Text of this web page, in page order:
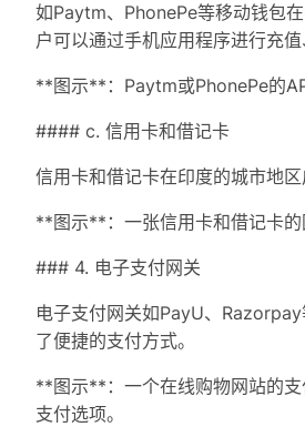
如Paytm、PhonePe等移动钱包
户可以通过手机应用程序进行充值
**图示**：Paytm或PhonePe的
#### c. 信用卡和借记卡
信用卡和借记卡在印度的城市地区
**图示**：一张信用卡和借记卡的
### 4. 电子支付网关
电子支付网关如PayU、
了便捷的支付方式。
**图示**：一个在线购物网站的
支付选项。